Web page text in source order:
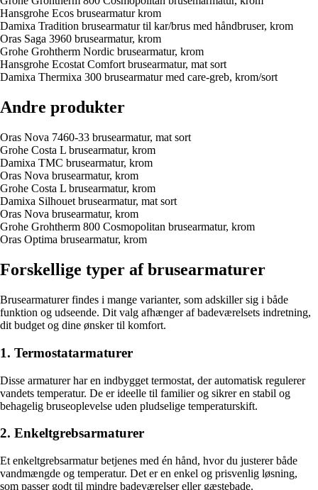
Hansgrohe Ecos brusearmatur krom
Damixa Tradition brusearmatur til kar/brus med håndbruser, krom
Oras Saga 3960 brusearmatur, krom
Grohe Grohtherm Nordic brusearmatur, krom
Hansgrohe Ecostat Comfort brusearmatur, mat sort
Damixa Thermixa 300 brusearmatur med care-greb, krom/sort
Andre produkter
Oras Nova 7460-33 brusearmatur, mat sort
Grohe Costa L brusearmatur, krom
Damixa TMC brusearmatur, krom
Oras Nova brusearmatur, krom
Grohe Costa L brusearmatur, krom
Damixa Silhouet brusearmatur, mat sort
Oras Nova brusearmatur, krom
Grohe Grohtherm 800 Cosmopolitan brusearmatur, krom
Oras Optima brusearmatur, krom
Forskellige typer af brusearmaturer
Brusearmaturer findes i mange varianter, som adskiller sig i både
funktion og udseende. Dit valg afhænger af badeværelsets indretning,
dit budget og dine ønsker til komfort.
1. Termostatarmaturer
Disse armaturer har en indbygget termostat, der automatisk regulerer
vandets temperatur. De er ideelle til familier og sikrer en stabil og
behagelig bruseoplevelse uden pludselige temperaturskift.
2. Enkeltgrebsarmaturer
Et enkeltgrebsarmatur betjenes med én hånd, hvor du justerer både
vandmængde og temperatur. Det er en enkel og prisvenlig løsning,
som passer godt til mindre badeværelser eller gæstebade.